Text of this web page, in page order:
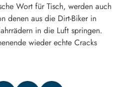
Wort für Tisch, werden auch
denen aus die Dirt-Biker in
in die Luft springen.
wieder echte Cracks